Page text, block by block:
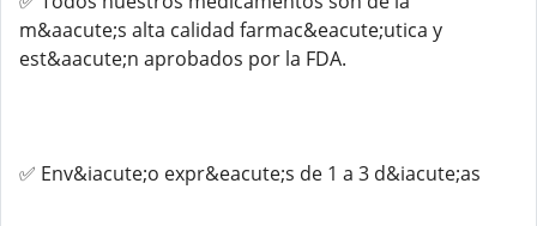
m&aacute;s alta calidad farmac&eacute;utica y
est&aacute;n aprobados por la FDA.
✅ Env&iacute;o expr&eacute;s de 1 a 3 d&iacute;as